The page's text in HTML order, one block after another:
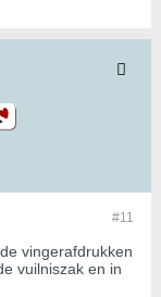
#11
vingerafdrukken
vuilniszak en in